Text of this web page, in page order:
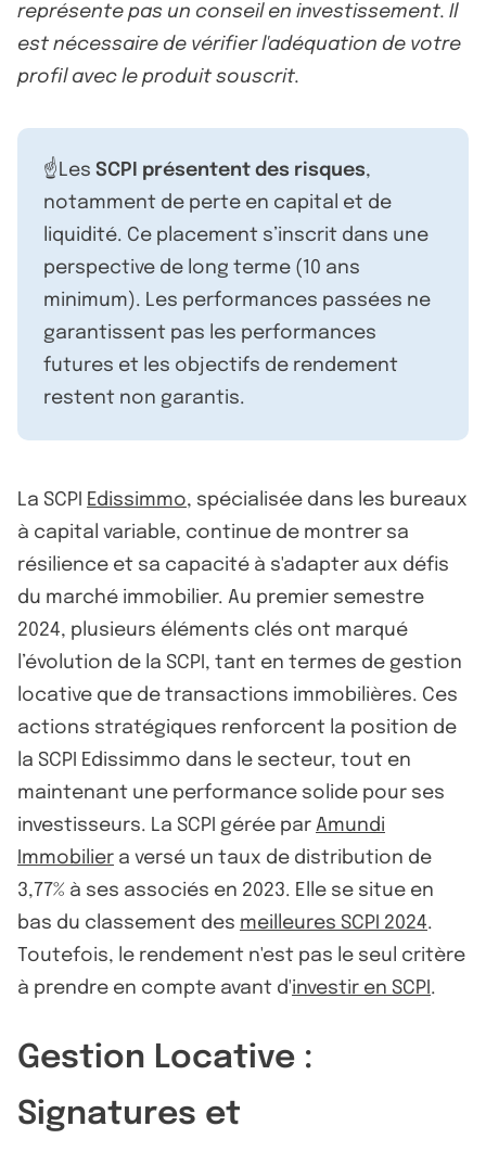
représente pas un conseil en investissement. Il
est nécessaire de vérifier l'adéquation de votre
profil avec le produit souscrit.
☝️Les SCPI présentent des risques,
notamment de perte en capital et de
liquidité. Ce placement s’inscrit dans une
perspective de long terme (10 ans
minimum). Les performances passées ne
garantissent pas les performances
futures et les objectifs de rendement
restent non garantis.
La SCPI Edissimmo, spécialisée dans les bureaux
à capital variable, continue de montrer sa
résilience et sa capacité à s'adapter aux défis
du marché immobilier. Au premier semestre
2024, plusieurs éléments clés ont marqué
l’évolution de la SCPI, tant en termes de gestion
locative que de transactions immobilières. Ces
actions stratégiques renforcent la position de
la SCPI Edissimmo dans le secteur, tout en
maintenant une performance solide pour ses
investisseurs. La SCPI gérée par Amundi
Immobilier a versé un taux de distribution de
3,77% à ses associés en 2023. Elle se situe en
bas du classement des meilleures SCPI 2024.
Toutefois, le rendement n'est pas le seul critère
à prendre en compte avant d'investir en SCPI .
Gestion Locative :
Signatures et